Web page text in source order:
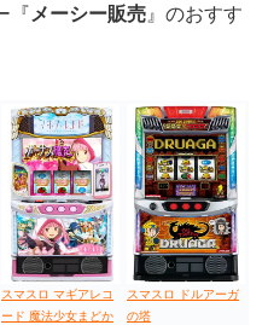
『 メーシー販売 』のおすす
スマスロ マギアレコ
ード 魔法少女まどか
スマスロ ドルアーガ
の塔